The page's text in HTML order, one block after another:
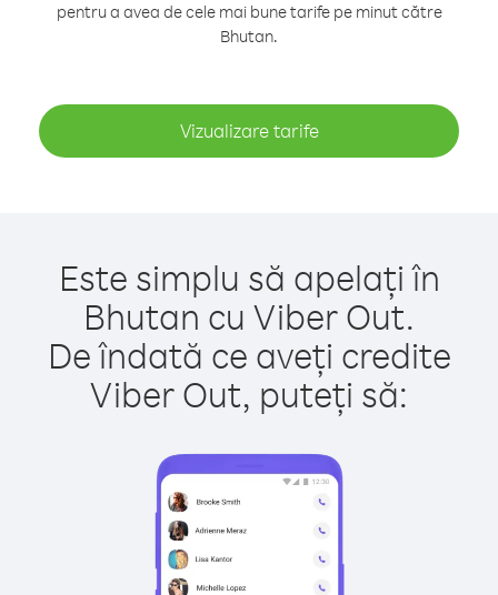
pentru a avea de cele mai bune tarife pe minut către
Bhutan.
Vizualizare tarife
Este simplu să apelați în
Bhutan cu Viber Out.
De îndată ce aveți credite
Viber Out, puteți să: